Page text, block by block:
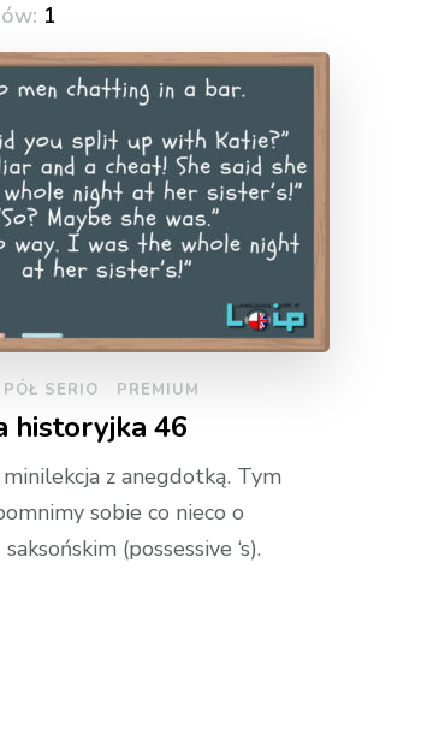
1
SERIO PREMIUM
historyjka 46
z anegdotką. Tym
sobie co nieco o
(possessive ‘s).